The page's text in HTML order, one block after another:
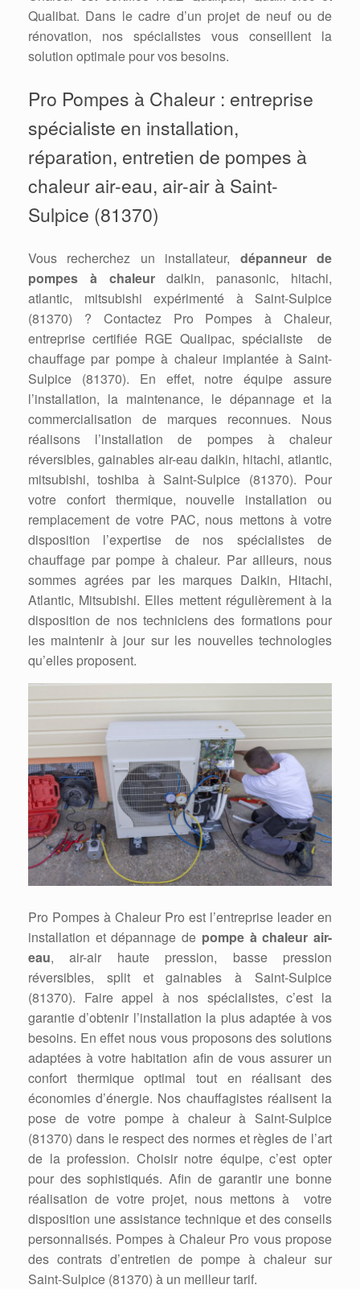
Qualibat. Dans le cadre d’un projet de neuf ou de
rénovation, nos spécialistes vous conseillent la
solution optimale pour vos besoins.
Pro Pompes à Chaleur : entreprise
spécialiste en installation,
réparation, entretien de pompes à
chaleur air-eau, air-air à Saint-
Sulpice (81370)
Vous recherchez un installateur, dépanneur de
pompes à chaleurdaikin, panasonic, hitachi,
atlantic, mitsubishi expérimenté à Saint-Sulpice
(81370) ? Contactez Pro Pompes à Chaleur,
entreprise certifiée RGE Qualipac, spécialiste de
chauffage par pompe à chaleur implantée à Saint-
Sulpice (81370). En effet, notre équipe assure
l’installation, la maintenance, le dépannage et la
commercialisation de marques reconnues. Nous
réalisons l’installation de pompes à chaleur
réversibles, gainables air-eau daikin, hitachi, atlantic,
mitsubishi, toshiba à Saint-Sulpice (81370). Pour
votre confort thermique, nouvelle installation ou
remplacement de votre PAC, nous mettons à votre
disposition l’expertise de nos spécialistes de
chauffage par pompe à chaleur. Par ailleurs, nous
sommes agrées par les marques Daikin, Hitachi,
Atlantic, Mitsubishi. Elles mettent régulièrement à la
disposition de nos techniciens des formations pour
les maintenir à jour sur les nouvelles technologies
qu’elles proposent.
Pro Pompes à Chaleur Pro est l’entreprise leader en
installation et dépannage de pompe à chaleur air-
eau, air-air haute pression, basse pression
réversibles, split et gainables à Saint-Sulpice
(81370). Faire appel à nos spécialistes, c’est la
garantie d’obtenir l’installation la plus adaptée à vos
besoins. En effet nous vous proposons des solutions
adaptées à votre habitation afin de vous assurer un
confort thermique optimal tout en réalisant des
économies d’énergie. Nos chauffagistes réalisent la
pose de votre pompe à chaleur à Saint-Sulpice
(81370) dans le respect des normes et règles de l’art
de la profession. Choisir notre équipe, c’est opter
pour des sophistiqués. Afin de garantir une bonne
réalisation de votre projet, nous mettons à votre
disposition une assistance technique et des conseils
personnalisés. Pompes à Chaleur Pro vous propose
des contrats d’entretien de pompe à chaleur sur
Saint-Sulpice (81370) à un meilleur tarif.